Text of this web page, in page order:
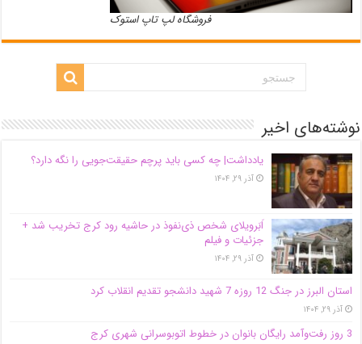
فروشگاه لپ تاپ استوک
نوشته‌های اخیر
یادداشت| ‌چه کسی باید پرچم حقیقت‌جویی را نگه دارد؟
آذر ۲۹, ۱۴۰۴
اَبَر‌ویلای شخص ذی‌نفوذ در حاشیه‌ رود کرج تخریب شد +
جزئیات و فیلم
آذر ۲۹, ۱۴۰۴
استان البرز در جنگ 12 روزه 7 شهید دانشجو تقدیم انقلاب کرد
آذر ۲۹, ۱۴۰۴
3 روز رفت‌وآمد رایگان بانوان در خطوط اتوبوسرانی شهری کرج